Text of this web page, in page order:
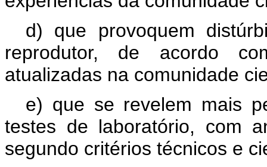
d) que provoquem
reprodutor, de acordo
atualizadas na comunidade
e) que se revelem mais
testes de laboratório, com
segundo critérios técnicos e